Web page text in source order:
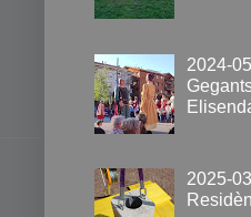
2024-
2025-